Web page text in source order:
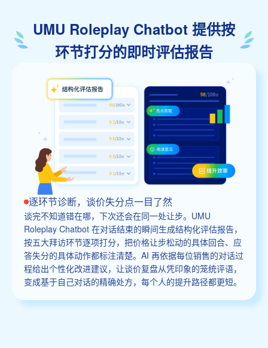
UMU Roleplay Chatbot 提供按
环节打分的即时评估报告
逐环节诊断，谈价失分点一目了然
谈完不知道错在哪，下次还会在同一处让步。UMU
Roleplay Chatbot 在对话结束的瞬间生成结构化评估报告，
按五大拜访环节逐项打分，把价格让步松动的具体回合、应
答失分的具体动作都标注清楚。AI 再依据每位销售的对话过
程给出个性化改进建议，让谈价复盘从凭印象的笼统评语，
变成基于自己对话的精确处方，每个人的提升路径都更短。